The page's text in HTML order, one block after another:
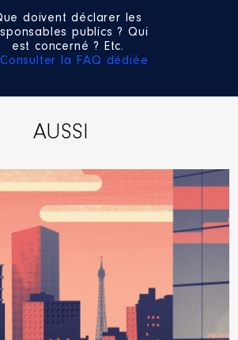
doivent déclarer les
publics ? Qui
est concerné ? Etc.
la FAQ dédiée
AUSSI